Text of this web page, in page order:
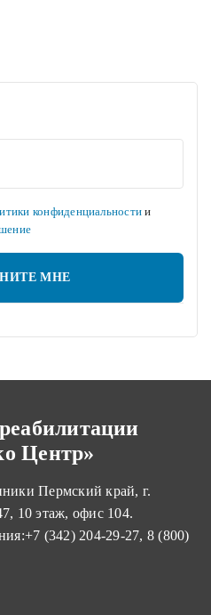
конфиденциальности и
Центр»
Пермский край, г.
10 этаж, офис 104.
+7 (342) 204-29-27, 8 (800)